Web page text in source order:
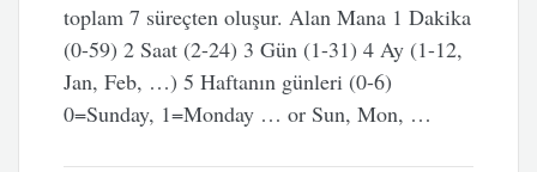
toplam 7 süreçten oluşur. Alan Mana 1 Dakika
(0-59) 2 Saat (2-24) 3 Gün (1-31) 4 Ay (1-12,
Jan, Feb, …) 5 Haftanın günleri (0-6)
0=Sunday, 1=Monday … or Sun, Mon, …